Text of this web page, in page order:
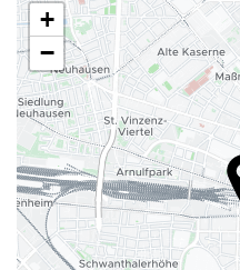
Spa
Hammam
Sauna
Gimnasio
Servicios de recepción
Recepción 24 horas
Guardaequipaje
+
−